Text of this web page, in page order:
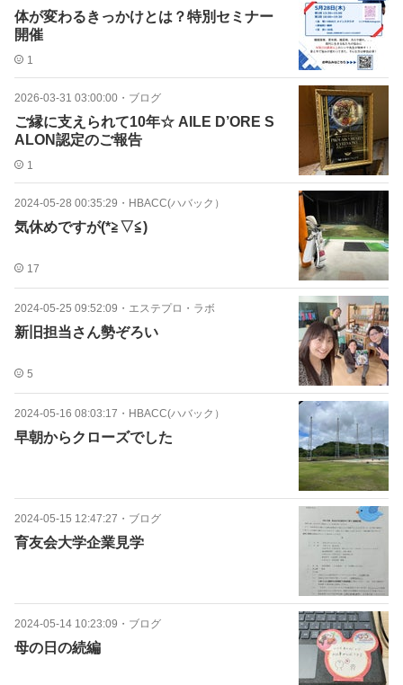
体が変わるきっかけとは？特別セミナー
開催
1
2026-03-31 03:00:00 ・ ブログ
ご縁に支えられて10年☆ AILE D’ORE S
ALON認定のご報告
1
2024-05-28 00:35:29 ・ HBACC(ハバック）
気休めですが(*≧▽≦)
17
2024-05-25 09:52:09 ・ エステプロ・ラボ
新旧担当さん勢ぞろい
5
2024-05-16 08:03:17 ・ HBACC(ハバック）
早朝からクローズでした
2024-05-15 12:47:27 ・ ブログ
育友会大学企業見学
2024-05-14 10:23:09 ・ ブログ
母の日の続編